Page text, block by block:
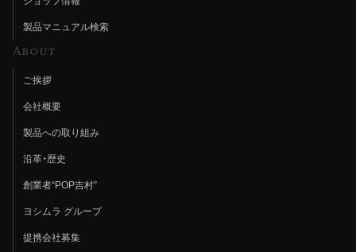
製品マニュアル検索
About
ご挨拶
会社概要
製品への取り組み
沿革・歴史
創業者“POP吉村”
ヨシムラ グループ
提携会社募集